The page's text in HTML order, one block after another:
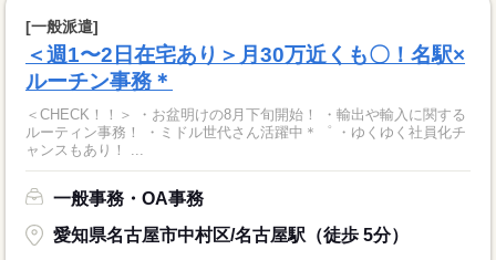
[一般派遣]
＜週1〜2日在宅あり＞月30万近くも〇！名駅×
ルーチン事務＊
＜CHECK！！＞ ・お盆明けの8月下旬開始！ ・輸出や輸入に関する
ルーティン事務！ ・ミドル世代さん活躍中＊゜ ・ゆくゆく社員化チ
ャンスもあり！ ...
一般事務・OA事務
愛知県名古屋市中村区/名古屋駅（徒歩 5分）